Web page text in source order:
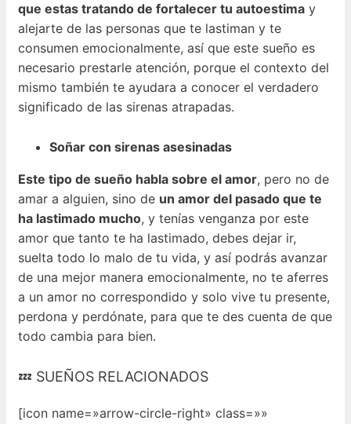
que estas tratando de fortalecer tu autoestima y
alejarte de las personas que te lastiman y te
consumen emocionalmente, así que este sueño es
necesario prestarle atención, porque el contexto del
mismo también te ayudara a conocer el verdadero
significado de las sirenas atrapadas.
Soñar con sirenas asesinadas
Este tipo de sueño habla sobre el amor, pero no de
amar a alguien, sino de un amor del pasado que te
ha lastimado mucho, y tenías venganza por este
amor que tanto te ha lastimado, debes dejar ir,
suelta todo lo malo de tu vida, y así podrás avanzar
de una mejor manera emocionalmente, no te aferres
a un amor no correspondido y solo vive tu presente,
perdona y perdónate, para que te des cuenta de que
todo cambia para bien.
💤 SUEÑOS RELACIONADOS
[icon name=»arrow-circle-right» class=»»